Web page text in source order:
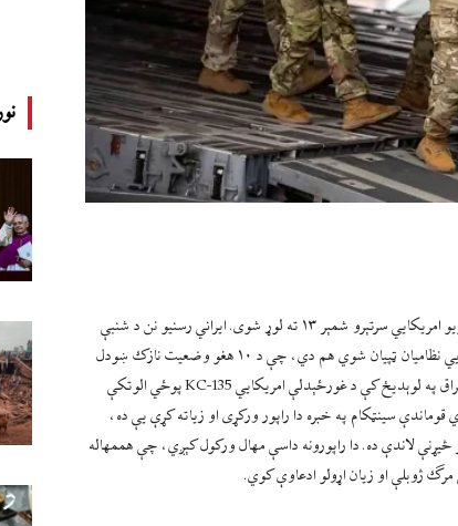
ایراني رسنیو راپور ورکړی، چې د اسراییل او امریکا له لوري د جګړې له پیل راهیسې د وژل شویو امریکايي سرتېرو شمېر ۱۳ ته لوړ شوی. ایراني رسنیو نن د شنبې
ورځ په راپورونو کې دا خبره کړې ده. سرچینو ویلي، چې همدارنګه دغه جګړه کې ۲۰۰ امریکايي نظامیان ټپیان شوي هم دي، چې د ۱۰ هغو وضعیت نازک ښودل
شوی دی. ایراني رسنۍ داسې مهال دا راپورونه خپروي، چې د امریکا پوځ تېره ورځ وویل، د عراق په لوېدیځ کې د غورځېدلې امریکایي KC-135 پوځي الوتکې
قوماندې سینټکام په خبره دا راپور ورکړی او زیاته کړې یې ده،
لاندې ده. دا راپورونه داسې مهال ورکول کېږي، چې هممهاله
مرګ ژوبلې او زیان اړولو ادعاوې کوي.